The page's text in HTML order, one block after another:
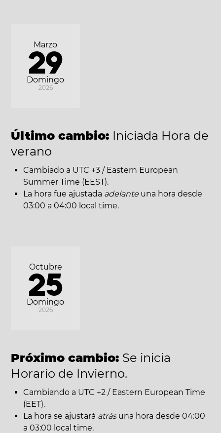
Domingo
Marzo
29
2026
Último cambio: Iniciada Hora de
verano
Cambiado a UTC +3 / Eastern European
Summer Time (EEST).
La hora fue ajustada adelante una hora desde
03:00 a 04:00 local time.
Domingo
Octubre
25
2026
Próximo cambio: Se inicia
Horario de Invierno.
Cambiando a UTC +2 / Eastern European Time
(EET).
La hora se ajustará atrásuna hora desde 04:00
a 03:00 local time.